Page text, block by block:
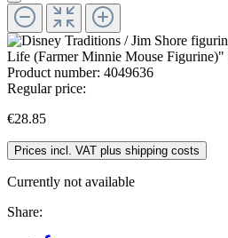
Product number: 4049636
Regular price:
€28.85
Prices incl. VAT plus shipping costs
Currently not available
Share: